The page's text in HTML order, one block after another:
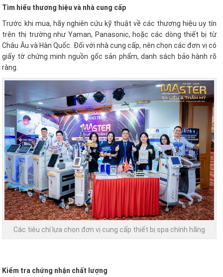
Tìm hiểu thương hiệu và nhà cung cấp
Trước khi mua, hãy nghiên cứu kỹ thuật về các thương hiệu uy tín
trên thị trường như Yaman, Panasonic, hoặc các dòng thiết bị từ
Châu Âu và Hàn Quốc. Đối với nhà cung cấp, nên chọn các đơn vị có
giấy tờ chứng minh nguồn gốc sản phẩm, danh sách bảo hành rõ
ràng.
Các tiêu chí lựa chọn đơn vị cung cấp thiết bị spa chính hãng
Kiểm tra chứng nhận chất lượng